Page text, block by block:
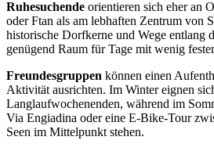
Ruhesuchende orientieren sich eher an
oder Ftan als am lebhaften Zentrum von
historische Dorfkerne und Wege entlang
genügend Raum für Tage mit wenig
Freundesgruppen können einen
Aktivität ausrichten. Im Winter eignen
Langlaufwochenenden, während im
Via Engiadina oder eine E-Bike-Tour
Seen im Mittelpunkt stehen.